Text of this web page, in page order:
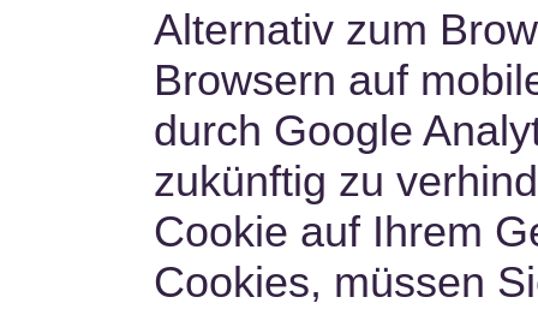
Alternativ zum
Browsern auf
durch Google
zukünftig zu
Cookie auf Ihrem
Cookies, müssen